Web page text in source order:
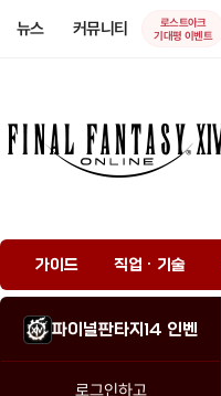
뉴스 커뮤니티
로스트아크
기대평 이벤트
가이드 직업 · 기술
파이널판타지14 인벤
로그인하고